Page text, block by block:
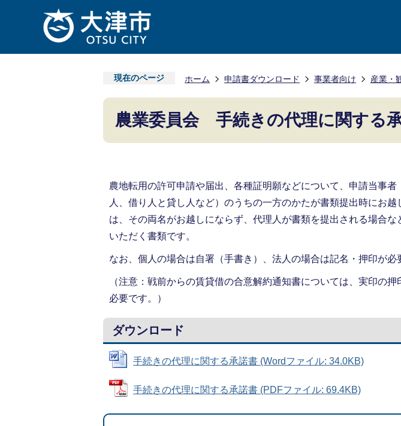
現在のページ ホーム 申請書ダウンロード 事業者向け 産業・
農業委員会 手続きの代理に関する
農地転用の許可申請や届出、各種証明願などについて、申請当事者
人、借り人と貸し人など）のうちの一方のかたが書類提出時にお越
は、その両名がお越しにならず、代理人が書類を提出される場合な
いただく書類です。
なお、個人の場合は自署（手書き）、法人の場合は記名・押印が必
（注意：戦前からの賃貸借の合意解約通知書については、実印の
必要です。）
ダウンロード
手続きの代理に関する承諾書 (Wordファイル: 34.0KB)
手続きの代理に関する承諾書 (PDFファイル: 69.4KB)